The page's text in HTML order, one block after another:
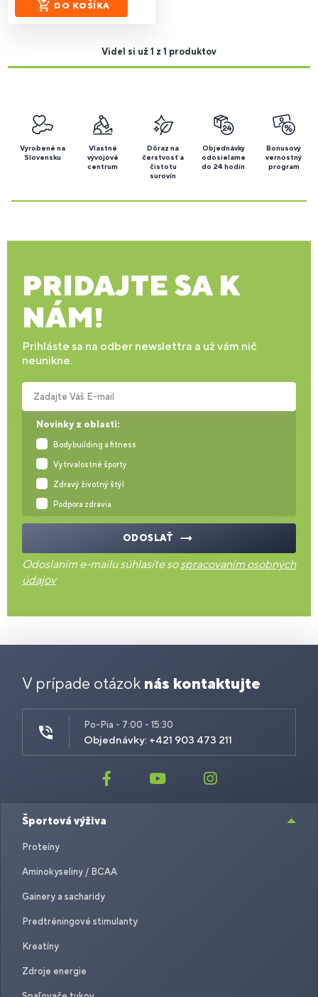
DO KOŠÍKA
Videl si už 1 z 1 produktov
Vyrobené na
Slovensku
Vlastné
vývojové
centrum
Dôraz na
čerstvosť a
čistotu
surovín
Objednávky
odosielame
do 24 hodín
Bonusový
vernostný
program
PRIDAJTE SA K
NÁM!
Prihláste sa na odber newslettra a už vám nič
neunikne.
Novinky z oblasti:
Bodybuilding a fitness
Vytrvalostné športy
Zdravý životný štýl
Podpora zdravia
Zadajte Váš E-mail
ODOSLAŤ
Odoslaním e-mailu súhlasíte sospracovaním osobných
údajov
V prípade otázok nás kontaktujte
Po-Pia - 7:00 - 15:30
Objednávky: +421 903 473 211
Športová výživa
Proteíny
Aminokyseliny / BCAA
Gainery a sacharidy
Predtréningové stimulanty
Kreatíny
Zdroje energie